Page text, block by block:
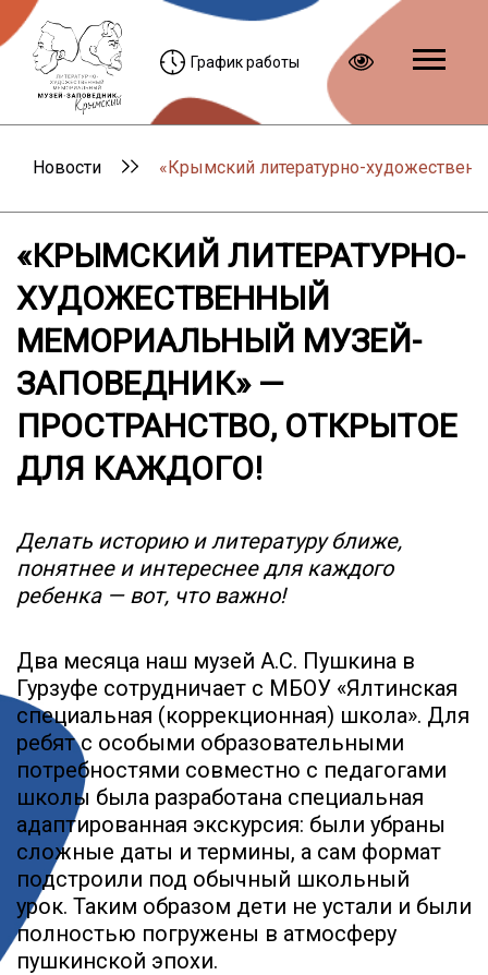
График работы
Новости «Крымский литературно-
«КРЫМСКИЙ ЛИТЕРАТУРНО-
ХУДОЖЕСТВЕННЫЙ
МЕМОРИАЛЬНЫЙ МУЗЕЙ-
ЗАПОВЕДНИК» —
ПРОСТРАНСТВО, ОТКРЫТОЕ
ДЛЯ КАЖДОГО!
Делать историю и литературу ближе,
понятнее и интереснее для каждого
ребенка — вот, что важно!
Два месяца наш музей А.С. Пушкина в
Гурзуфе сотрудничает с МБОУ «Ялтинская
специальная (коррекционная) школа». Для
ребят с особыми образовательными
потребностями совместно с педагогами
школы была разработана специальная
адаптированная экскурсия: были убраны
сложные даты и термины, а сам формат
подстроили под обычный школьный
урок. Таким образом дети не устали и были
полностью погружены в атмосферу
пушкинской эпохи.